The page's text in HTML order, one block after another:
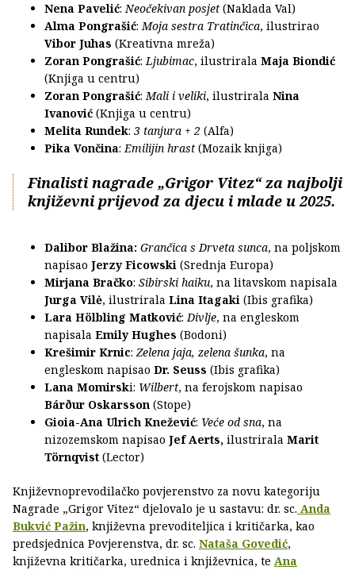
Nena Pavelić: Neočekivan posjet (Naklada Val)
Alma Pongrašić: Moja sestra Tratinčica, ilustrirao
Vibor Juhas (Kreativna mreža)
Zoran Pongrašić: Ljubimac, ilustrirala Maja Biondić
(Knjiga u centru)
Zoran Pongrašić: Mali i veliki, ilustrirala Nina
Ivanović (Knjiga u centru)
Melita Rundek: 3 tanjura + 2 (Alfa)
Pika Vončina: Emilijin hrast (Mozaik knjiga)
Finalisti nagrade „Grigor Vitez“ za najbolji
književni prijevod za djecu i mlade u 2025.
Dalibor Blažina: Grančica s Drveta sunca, na poljskom
napisao Jerzy Ficowski (Srednja Europa)
Mirjana Bračko: Sibirski haiku, na litavskom napisala
Jurga Vilė, ilustrirala Lina Itagaki (Ibis grafika)
Lara Hölbling Matković: Divlje, na engleskom
napisala Emily Hughes (Bodoni)
Krešimir Krnic: Zelena jaja, zelena šunka, na
engleskom napisao Dr. Seuss (Ibis grafika)
Lana Momirski: Wilbert, na ferojskom napisao
Bárður Oskarsson (Stope)
Gioia-Ana Ulrich Knežević: Veće od sna, na
nizozemskom napisao Jef Aerts, ilustrirala Marit
Törnqvist (Lector)
Književnoprevodilačko povjerenstvo za novu kategoriju
Nagrade „Grigor Vitez“ djelovalo je u sastavu: dr. sc. Anda
Bukvić Pažin, književna prevoditeljica i kritičarka, kao
predsjednica Povjerenstva, dr. sc. Nataša Govedić,
književna kritičarka, urednica i književnica, te Ana